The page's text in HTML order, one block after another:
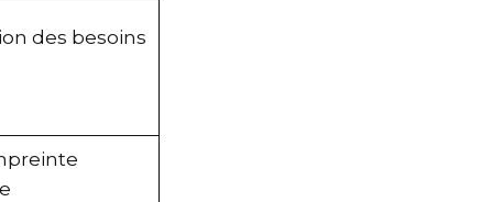
des besoins